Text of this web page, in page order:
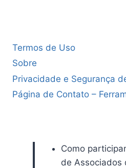
Termos de Uso
Sobre
Privacidade e Segurança
Página de Contato –
Como
de Associados